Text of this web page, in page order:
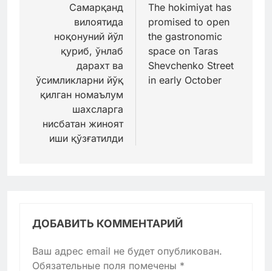
записям
Самарқанд
вилоятида
ноқонуний йўл
қуриб, ўнлаб
дарахт ва
ўсимликларни йўқ
қилган номаълум
шахсларга
нисбатан жиноят
иши қўзғатилди
The hokimiyat has
promised to open
the gastronomic
space on Taras
Shevchenko Street
in early October
ДОБАВИТЬ КОММЕНТАРИЙ
Ваш адрес email не будет опубликован.
Обязательные поля помечены *